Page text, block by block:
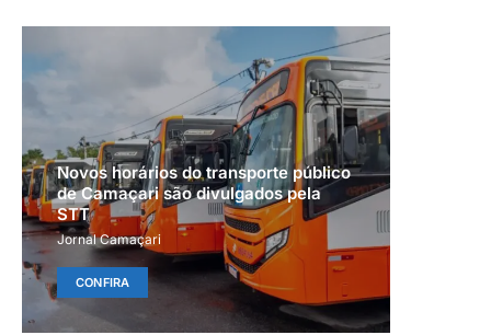
Novos horários do transporte público
de Camaçari são divulgados pela
STT
Jornal Camaçari
CONFIRA